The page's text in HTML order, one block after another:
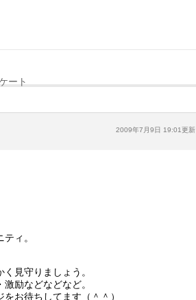
ート
2009年7月9日 19:01更新
ィ。
見守りましょう。
励などなどなど。
お待ちしてます（＾＾）